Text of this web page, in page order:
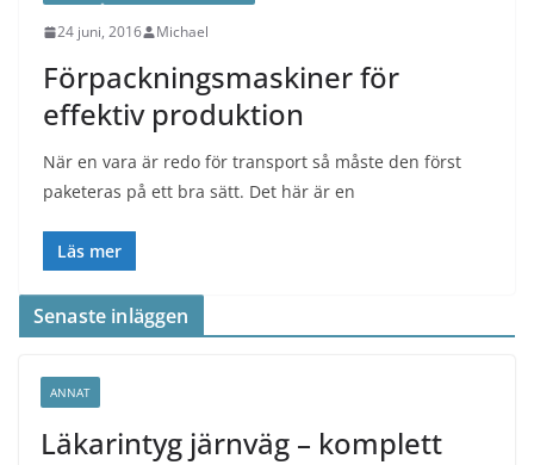
24 juni, 2016 Michael
Förpackningsmaskiner för
effektiv produktion
När en vara är redo för transport så måste den först
paketeras på ett bra sätt. Det här är en
Läs mer
Senaste inläggen
ANNAT
Läkarintyg järnväg – komplett